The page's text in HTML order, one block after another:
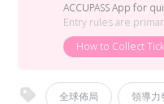
ACCUPASS App for
Entry rules are
How to Collect
全球佈局 領導力